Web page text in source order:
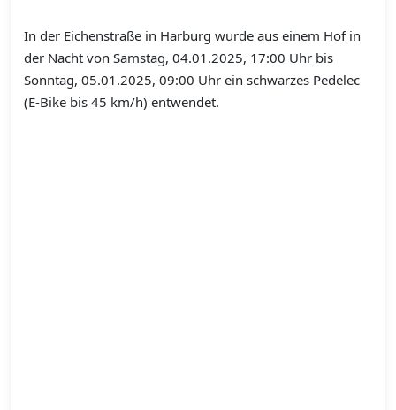
In der Eichenstraße in Harburg wurde aus einem Hof in
der Nacht von Samstag, 04.01.2025, 17:00 Uhr bis
Sonntag, 05.01.2025, 09:00 Uhr ein schwarzes Pedelec
(E-Bike bis 45 km/h) entwendet.